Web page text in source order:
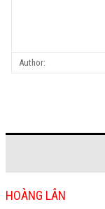
Author:
HOÀNG LÂN